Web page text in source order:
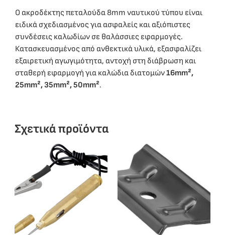
Ο ακροδέκτης πεταλούδα 8mm ναυτικού τύπου είναι
ειδικά σχεδιασμένος για ασφαλείς και αξιόπιστες
συνδέσεις καλωδίων σε θαλάσσιες εφαρμογές.
Κατασκευασμένος από ανθεκτικά υλικά, εξασφαλίζει
εξαιρετική αγωγιμότητα, αντοχή στη διάβρωση και
σταθερή εφαρμογή για καλώδια διατομών16mm²,
25mm², 35mm², 50mm².
Σχετικά προϊόντα